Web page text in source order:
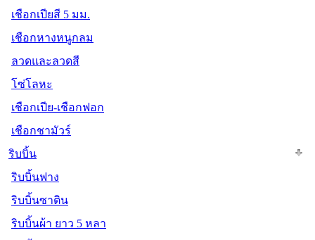
เชือกเปียสี 5 มม.
เชือกหางหนูกลม
ลวดและลวดสี
โซ่โลหะ
เชือกเปีย-เชือกฟอก
เชือกชามัวร์
ริบบิ้น
ริบบิ้นฟาง
ริบบิ้นซาติน
ริบบิ้นผ้า ยาว 5 หลา